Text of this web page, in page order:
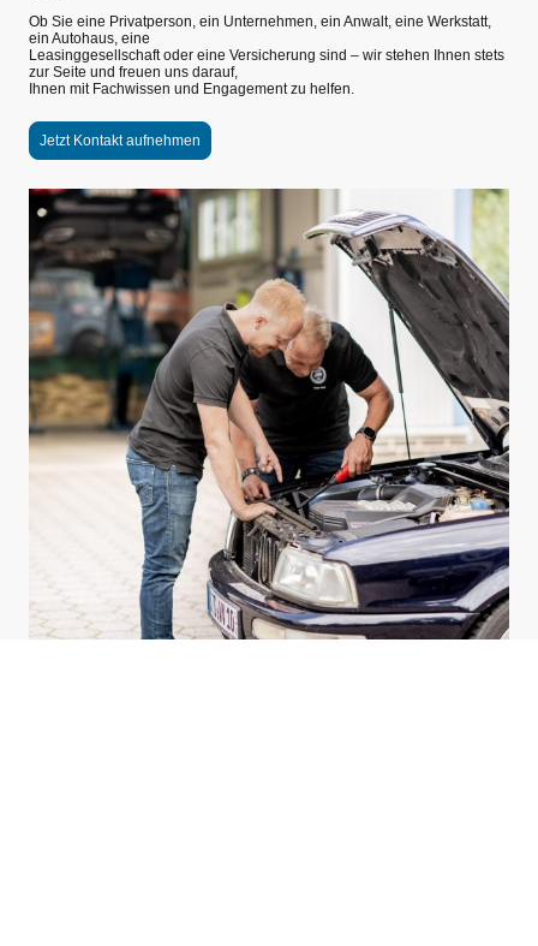
Ob Sie eine Privatperson, ein Unternehmen, ein Anwalt, eine Werkstatt,
ein Autohaus, eine
Leasinggesellschaft oder eine Versicherung sind – wir stehen Ihnen stets
zur Seite und freuen uns darauf,
Ihnen mit Fachwissen und Engagement zu helfen.
Jetzt Kontakt aufnehmen